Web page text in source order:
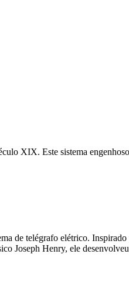
XIX. Este sistema
de telégrafo elétrico.
Joseph Henry, ele